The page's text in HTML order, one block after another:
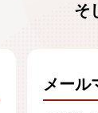
そ
メール